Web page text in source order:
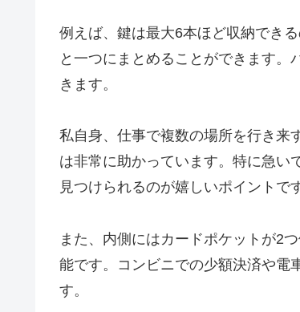
例えば、鍵は最大6本ほど収納でき
と一つにまとめることができます
きます。
私自身、仕事で複数の場所を行き来
は非常に助かっています。特に急い
見つけられるのが嬉しいポイントで
また、内側にはカードポケットが2
能です。コンビニでの少額決済や電
す。